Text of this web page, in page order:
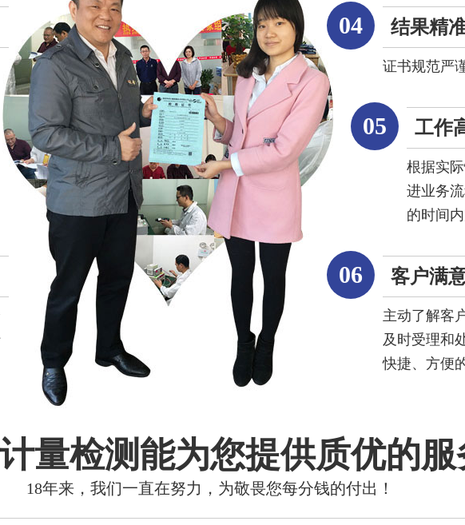
04 结果精
证书规范严
05 工作
根据实
进业务
的时间
06 客户满
主动了解客
及时受理和
快捷、方便
量检测能为您提供质优的服
18年来，我们一直在努力，为敬畏您每分钱的付出！